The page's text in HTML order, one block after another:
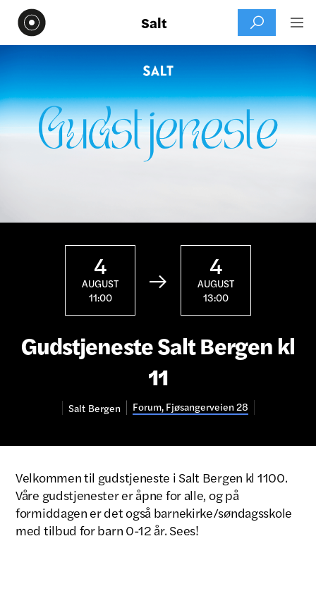
Salt  
4
AUGUST
11:00

4
AUGUST
13:00
Gudstjeneste Salt Bergen kl
11
Salt Bergen Forum, Fjøsangerveien 28
Velkommen til gudstjeneste i Salt Bergen kl 1100.
Våre gudstjenester er åpne for alle, og på
formiddagen er det også barnekirke/søndagsskole
med tilbud for barn 0-12 år. Sees!